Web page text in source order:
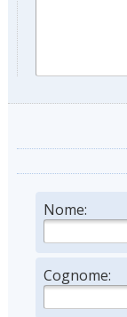
Nome:
Cognome: